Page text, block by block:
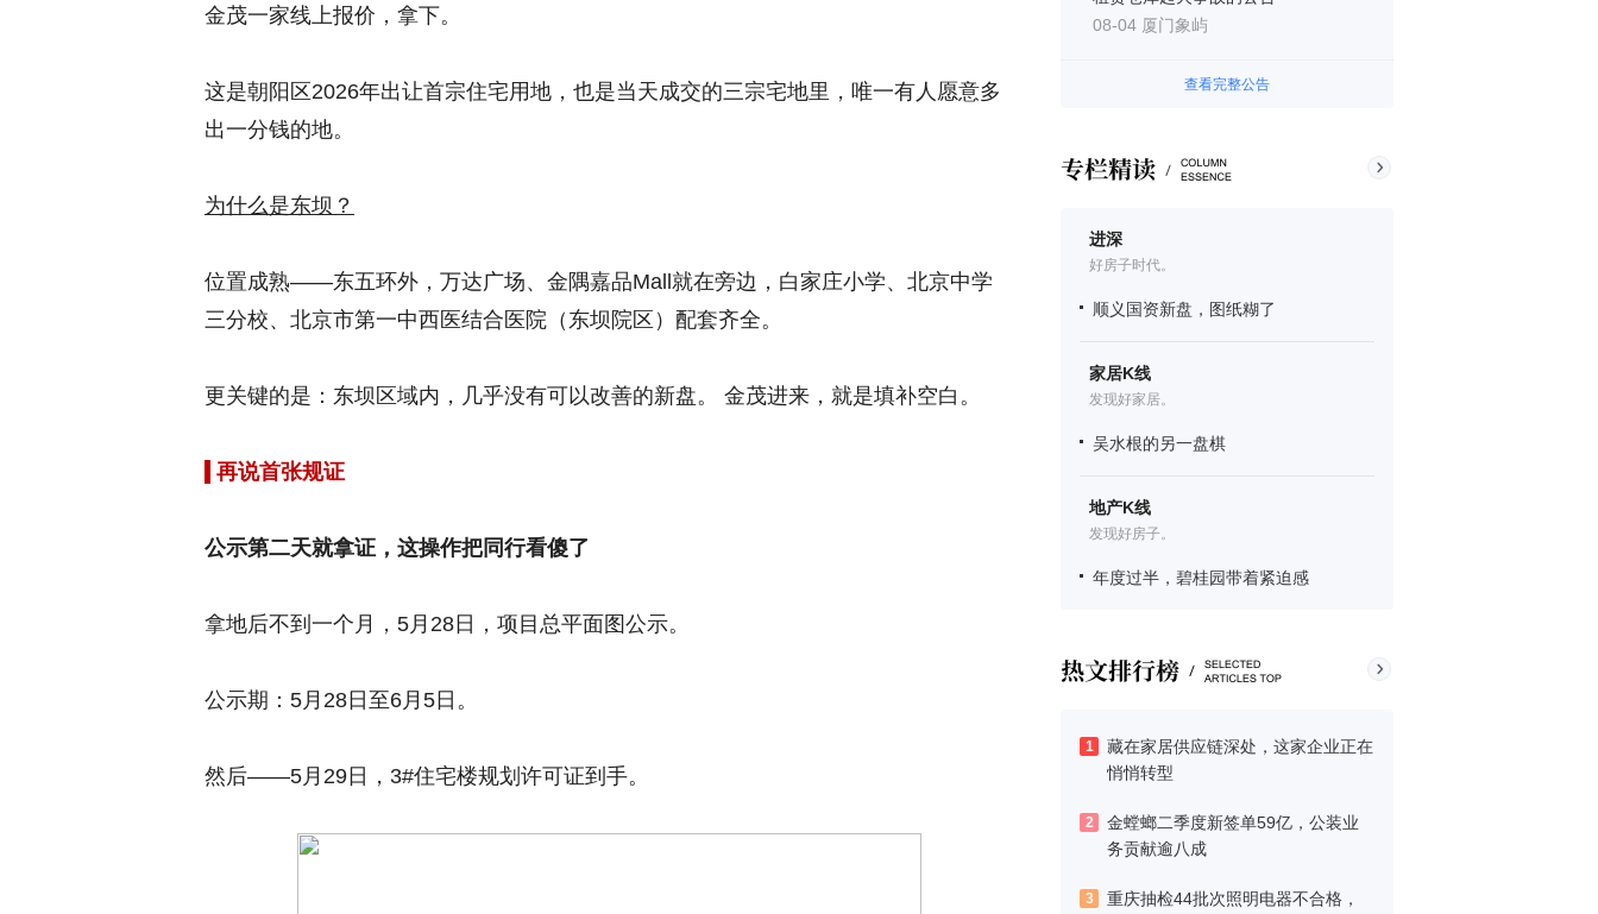
08-04 厦门象屿
查看完整公告
进深
好房子时代。
顺义国资新盘，图纸糊了
家居K线
发现好家居。
吴水根的另一盘棋
地产K线
发现好房子。
年度过半，碧桂园带着紧迫感
1
藏在家居供应链深处，这家企业正在
悄悄转型
2
金螳螂二季度新签单59亿，公装业
务贡献逾八成
3
重庆抽检44批次照明电器不合格，
金茂一家线上报价，拿下。
这是朝阳区2026年出让首宗住宅用地，也是当天成交的三宗宅地里，唯一有人愿意多
出一分钱的地。
为什么是东坝？
位置成熟——东五环外，万达广场、金隅嘉品Mall就在旁边，白家庄小学、北京中学
三分校、北京市第一中西医结合医院（东坝院区）配套齐全。
更关键的是：东坝区域内，几乎没有可以改善的新盘。 金茂进来，就是填补空白。
再说首张规证
公示第二天就拿证，这操作把同行看傻了
拿地后不到一个月，5月28日，项目总平面图公示。
公示期：5月28日至6月5日。
然后——5月29日，3#住宅楼规划许可证到手。